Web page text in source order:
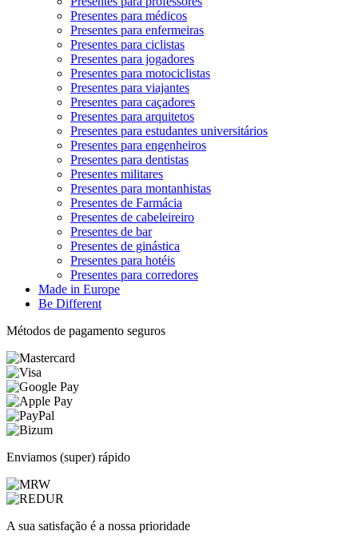
Presentes para médicos
Presentes para enfermeiras
Presentes para ciclistas
Presentes para jogadores
Presentes para motociclistas
Presentes para viajantes
Presentes para caçadores
Presentes para arquitetos
Presentes para estudantes universitários
Presentes para engenheiros
Presentes para dentistas
Presentes militares
Presentes para montanhistas
Presentes de Farmácia
Presentes de cabeleireiro
Presentes de bar
Presentes de ginástica
Presentes para hotéis
Presentes para corredores
Made in Europe
Be Different
Métodos de pagamento seguros
Enviamos (super) rápido
A sua satisfação é a nossa prioridade